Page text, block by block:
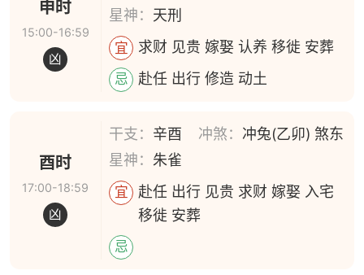
申时
15:00-16:59
凶
星神： 天刑
宜 求财 见贵 嫁娶 认养 移徙 安葬
忌 赴任 出行 修造 动土
酉时
17:00-18:59
凶
干支： 辛酉 冲煞： 冲兔(乙卯) 煞东
星神： 朱雀
宜
赴任 出行 见贵 求财 嫁娶 入宅
移徙 安葬
忌